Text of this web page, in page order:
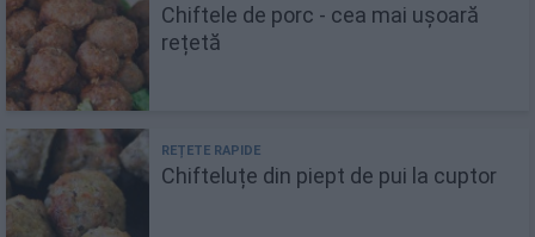
Chiftele de porc - cea mai ușoară
rețetă
Chifteluțe din piept de pui la cuptor